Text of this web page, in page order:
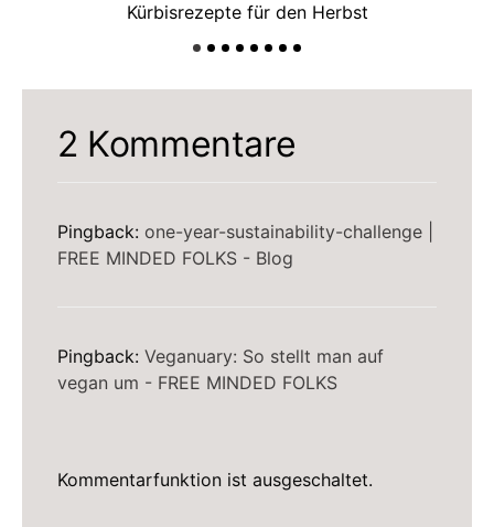
Kürbisrezepte für den Herbst
2 Kommentare
Pingback: one-year-sustainability-challenge |
FREE MINDED FOLKS - Blog
Pingback: Veganuary: So stellt man auf
vegan um - FREE MINDED FOLKS
Kommentarfunktion ist ausgeschaltet.